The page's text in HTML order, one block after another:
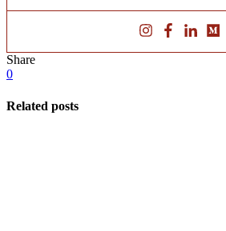
Share
0
Related posts